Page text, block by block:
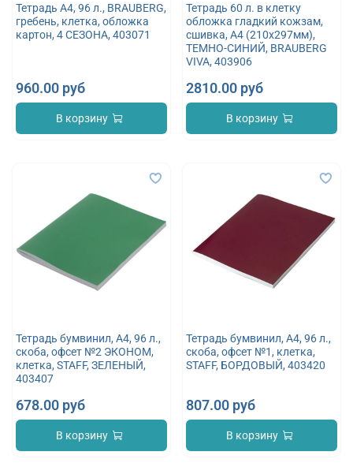
Тетрадь А4, 96 л., BRAUBERG,
гребень, клетка, обложка
картон, 4 СЕЗОНА, 403071
960.00 руб
В корзину
Тетрадь 60 л. в клетку
обложка гладкий кожзам,
сшивка, А4 (210х297мм),
ТЕМНО-СИНИЙ, BRAUBERG
VIVA, 403906
2810.00 руб
В корзину
Тетрадь бумвинил, А4, 96 л.,
скоба, офсет №2 ЭКОНОМ,
клетка, STAFF, ЗЕЛЕНЫЙ,
403407
678.00 руб
В корзину
Тетрадь бумвинил, А4, 96 л.,
скоба, офсет №1, клетка,
STAFF, БОРДОВЫЙ, 403420
807.00 руб
В корзину